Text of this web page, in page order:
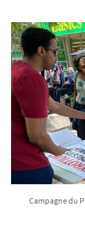
Campagne du